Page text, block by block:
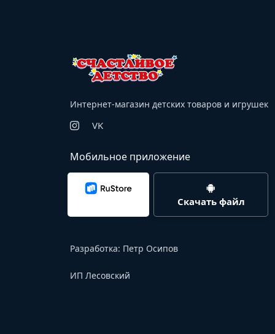
Интернет-магазин детских товаров и игрушек
VK
Мобильное приложение
Скачать файл
Разработка: Петр Осипов
ИП Лесовский